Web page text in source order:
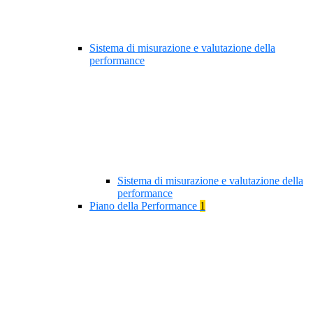
Sistema di misurazione e valutazione della
performance
Sistema di misurazione e valutazione della
performance
Piano della Performance 1